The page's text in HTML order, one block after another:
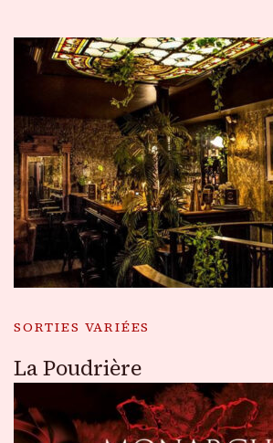
SORTIES VARIÉES
La Poudrière